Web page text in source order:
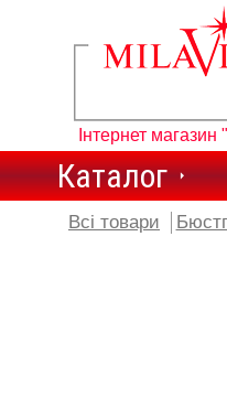
Інтернет
Каталог
Всі товари